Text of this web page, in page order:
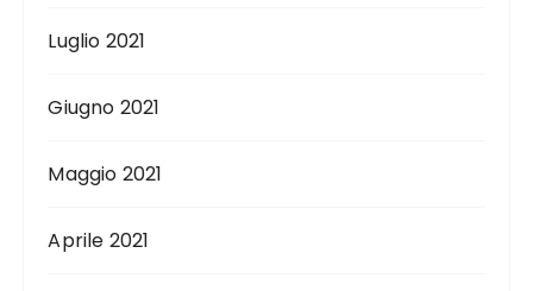
Luglio 2021
Giugno 2021
Maggio 2021
Aprile 2021